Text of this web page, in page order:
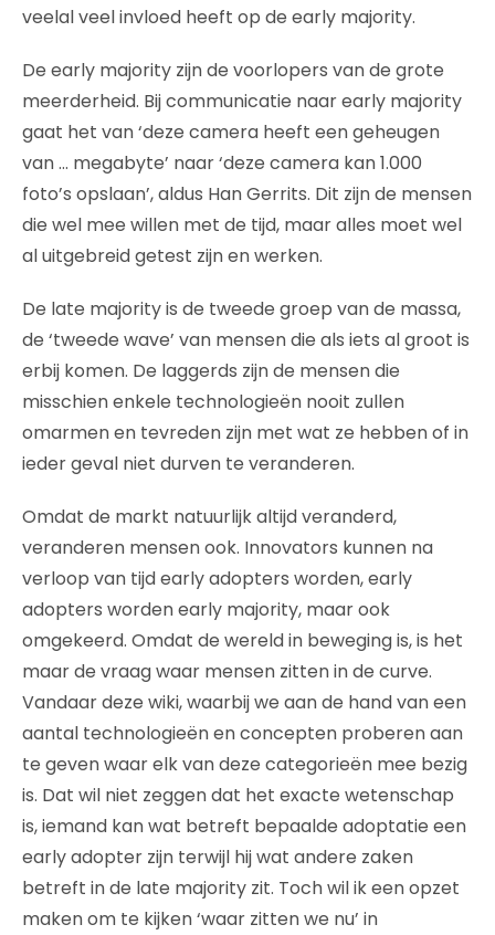
veelal veel invloed heeft op de early majority.
De early majority zijn de voorlopers van de grote
meerderheid. Bij communicatie naar early majority
gaat het van ‘deze camera heeft een geheugen
van … megabyte’ naar ‘deze camera kan 1.000
foto’s opslaan’, aldus Han Gerrits. Dit zijn de mensen
die wel mee willen met de tijd, maar alles moet wel
al uitgebreid getest zijn en werken.
De late majority is de tweede groep van de massa,
de ‘tweede wave’ van mensen die als iets al groot is
erbij komen. De laggerds zijn de mensen die
misschien enkele technologieën nooit zullen
omarmen en tevreden zijn met wat ze hebben of in
ieder geval niet durven te veranderen.
Omdat de markt natuurlijk altijd veranderd,
veranderen mensen ook. Innovators kunnen na
verloop van tijd early adopters worden, early
adopters worden early majority, maar ook
omgekeerd. Omdat de wereld in beweging is, is het
maar de vraag waar mensen zitten in de curve.
Vandaar deze wiki, waarbij we aan de hand van een
aantal technologieën en concepten proberen aan
te geven waar elk van deze categorieën mee bezig
is. Dat wil niet zeggen dat het exacte wetenschap
is, iemand kan wat betreft bepaalde adoptatie een
early adopter zijn terwijl hij wat andere zaken
betreft in de late majority zit. Toch wil ik een opzet
maken om te kijken ‘waar zitten we nu’ in